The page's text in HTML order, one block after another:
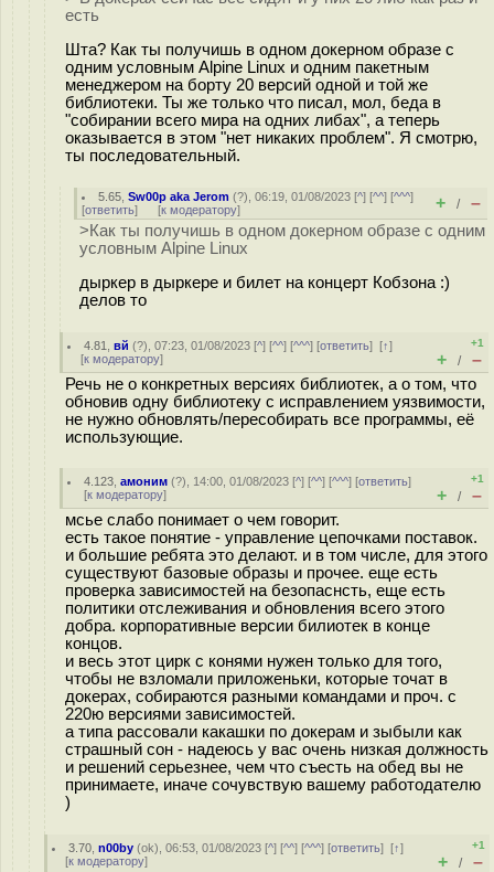
есть
Шта? Как ты получишь в одном докерном образе с
одним условным Alpine Linux и одним пакетным
менеджером на борту 20 версий одной и той же
библиотеки. Ты же только что писал, мол, беда в
"собирании всего мира на одних либах", а теперь
оказывается в этом "нет никаких проблем". Я смотрю,
ты последовательный.
5.65 ,Sw00p aka Jerom (?), 06:19, 01/08/2023 [^] [^^] [^^^]
[ответить] [к модератору] + / –
>Как ты получишь в одном докерном образе с одним
условным Alpine Linux
дыркер в дыркере и билет на концерт Кобзона :)
делов то
4.81 ,вй (?), 07:23, 01/08/2023 [^] [^^] [^^^] [ответить][↑]
[к модератору]
+1
+ / –
Речь не о конкретных версиях библиотек, а о том, что
обновив одну библиотеку с исправлением уязвимости,
не нужно обновлять/пересобирать все программы, её
использующие.
4.123 ,амоним (?), 14:00, 01/08/2023 [^] [^^] [^^^] [ответить]
[к модератору]
+1
+ / –
мсье слабо понимает о чем говорит.
есть такое понятие - управление цепочками поставок.
и большие ребята это делают. и в том числе, для этого
существуют базовые образы и прочее. еще есть
проверка зависимостей на безопаснсть, еще есть
политики отслеживания и обновления всего этого
добра. корпоративные версии билиотек в конце
концов.
и весь этот цирк с конями нужен только для того,
чтобы не взломали приложеньки, которые точат в
докерах, собираются разными командами и проч. с
220ю версиями зависимостей.
а типа рассовали какашки по докерам и зыбыли как
страшный сон - надеюсь у вас очень низкая должность
и решений серьезнее, чем что съесть на обед вы не
принимаете, иначе сочувствую вашему работодателю
)
3.70 ,n00by (ok), 06:53, 01/08/2023 [^] [^^] [^^^] [ответить][↑]
[к модератору]
+1
+ / –